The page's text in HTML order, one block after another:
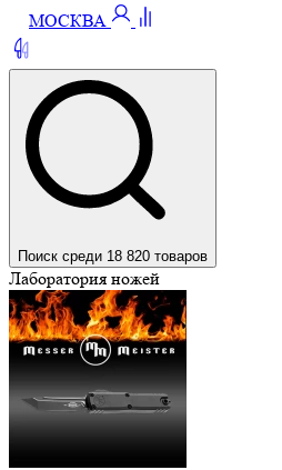
МОСКВА
Поиск среди 18 820 товаров
Лаборатория ножей